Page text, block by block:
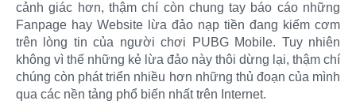
cảnh giác hơn, thậm chí còn chung tay báo cáo những
Fanpage hay Website lừa đảo nạp tiền đang kiếm cơm
trên lòng tin của người chơi PUBG Mobile. Tuy nhiên
không vì thế những kẻ lừa đảo này thôi dừng lại, thậm chí
chúng còn phát triển nhiều hơn những thủ đoạn của mình
qua các nền tảng phổ biến nhất trên Internet.